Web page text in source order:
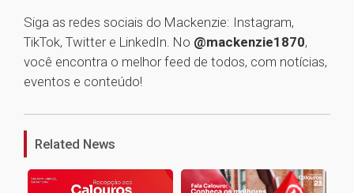
Siga as redes sociais do Mackenzie: Instagram,
TikTok, Twitter e LinkedIn. No @mackenzie1870,
você encontra o melhor feed de todos, com notícias,
eventos e conteúdo!
Related News